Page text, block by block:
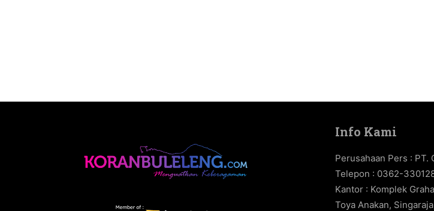
Info Kami
Perusahaan Pers : PT.
Telepon : 0362-
Kantor : Komplek
Toya Anakan,